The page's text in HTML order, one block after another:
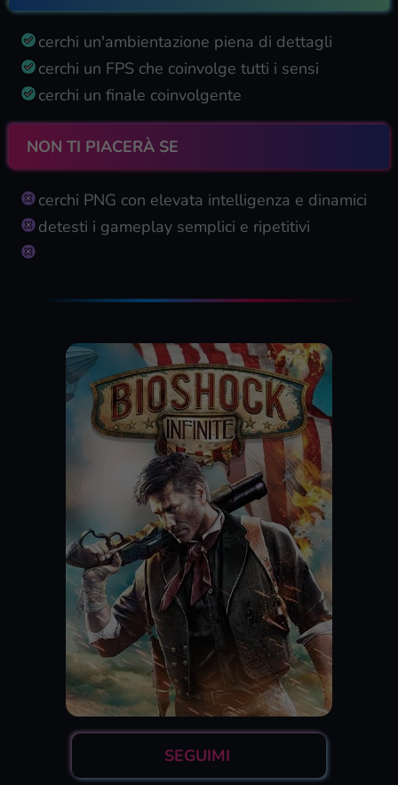
cerchi un'ambientazione piena di dettagli
cerchi un FPS che coinvolge tutti i sensi
cerchi un finale coinvolgente
NON TI PIACERÀ SE
cerchi PNG con elevata intelligenza e dinamici
detesti i gameplay semplici e ripetitivi
SEGUIMI